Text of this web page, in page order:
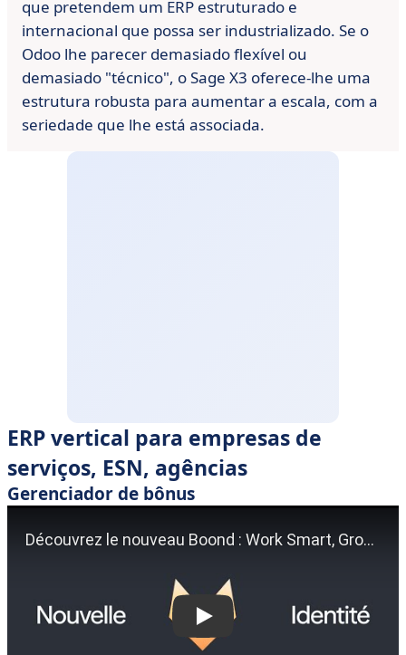
que pretendem um ERP estruturado e
internacional que possa ser industrializado. Se o
Odoo lhe parecer demasiado flexível ou
demasiado "técnico", o Sage X3 oferece-lhe uma
estrutura robusta para aumentar a escala, com a
seriedade que lhe está associada.
ERP vertical para empresas de
serviços, ESN, agências
Gerenciador de bônus